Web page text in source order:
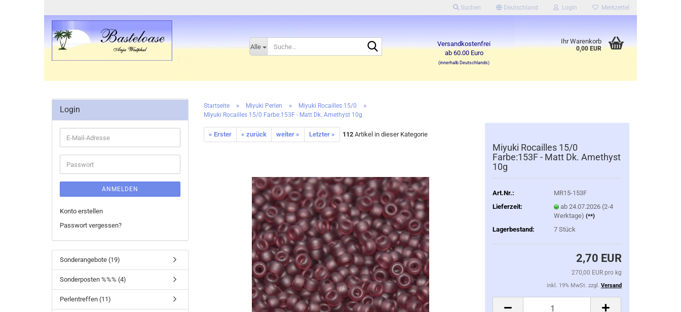
Suchen Deutschland Login Merkzettel
Alle
Versandkostenfrei
ab 60.00 Euro
(innerhalb Deutschlands)
Ihr Warenkorb
0,00 EUR
Startseite » Miyuki Perlen » Miyuki Rocailles 15/0 »
Miyuki Rocailles 15/0 Farbe:153F - Matt Dk. Amethyst 10g
« Erster « zurück weiter » Letzter » 112 Artikel in dieser Kategorie
Miyuki Rocailles 15/0
Farbe:153F - Matt Dk. Amethyst
10g
Art.Nr.:
MR15-153F
Lieferzeit:
ab 24.07.2026 (2-4
Werktage)(**)
Lagerbestand: 7Stück
2,70 EUR
270,00 EUR pro kg
inkl. 19% MwSt. zzgl. Versand
Login
E-
Mail-
Adresse
Passwort
ANMELDEN
Konto erstellen
Passwort vergessen?
Sonderangebote (19)
Sonderposten %%% (4)
Perlentreffen (11)